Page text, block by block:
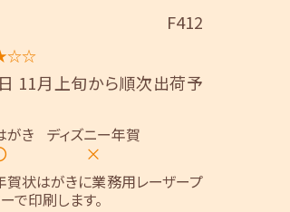
F412
11月上旬から順次出荷予
がき ディズニー年賀
×
賀状はがきに業務用レーザープ
で印刷します。